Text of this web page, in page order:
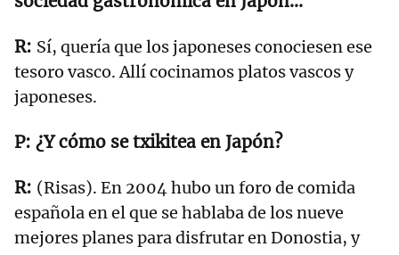
Sí, quería que los japoneses conociesen ese
tesoro vasco. Allí cocinamos platos vascos y
japoneses.
¿Y cómo se txikitea en Japón?
(Risas). En 2004 hubo un foro de comida
española en el que se hablaba de los nueve
mejores planes para disfrutar en Donostia, y